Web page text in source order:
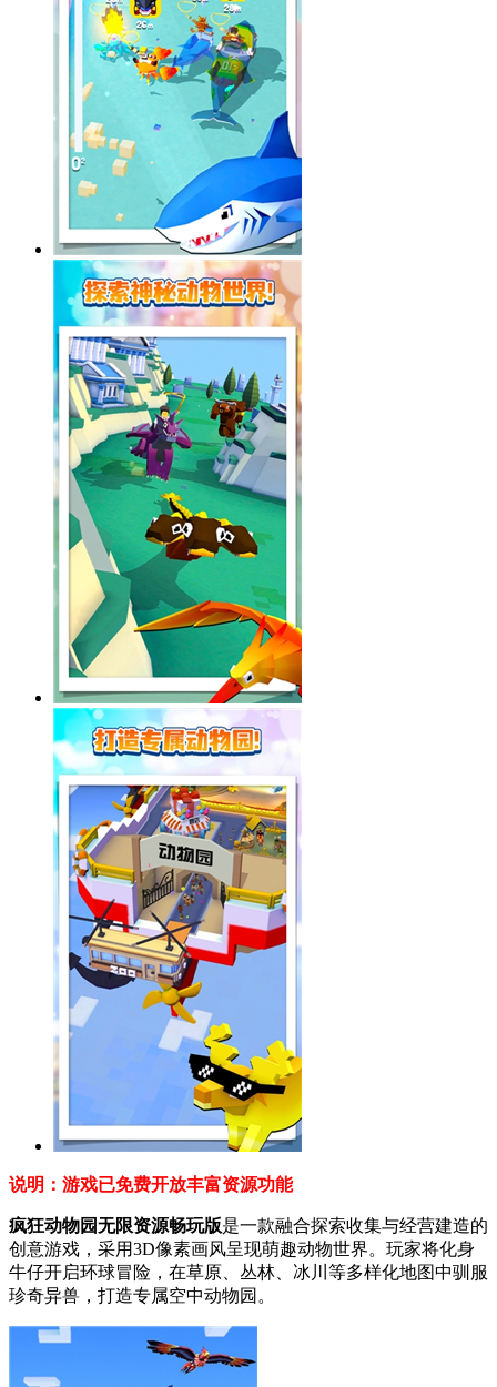
说明：游戏已免费开放丰富资源功能
疯狂动物园无限资源畅玩版是一款融合探索收集与经营建造的
创意游戏，采用3D像素画风呈现萌趣动物世界。玩家将化身
牛仔开启环球冒险，在草原、丛林、冰川等多样化地图中驯服
珍奇异兽，打造专属空中动物园。